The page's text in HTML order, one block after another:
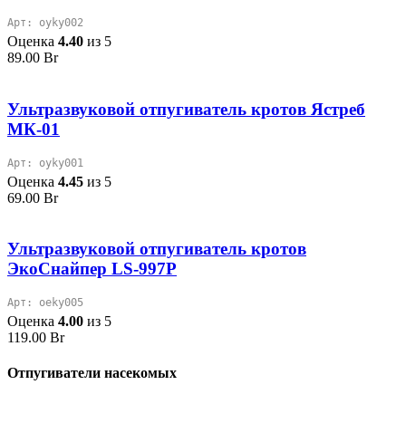
Арт: oyky002
Оценка 4.40 из 5
89.00 Br
Ультразвуковой отпугиватель кротов Ястреб
МК-01
Арт: oyky001
Оценка 4.45 из 5
69.00 Br
Ультразвуковой отпугиватель кротов
ЭкоСнайпер LS-997P
Арт: oeky005
Оценка 4.00 из 5
119.00 Br
Отпугиватели насекомых